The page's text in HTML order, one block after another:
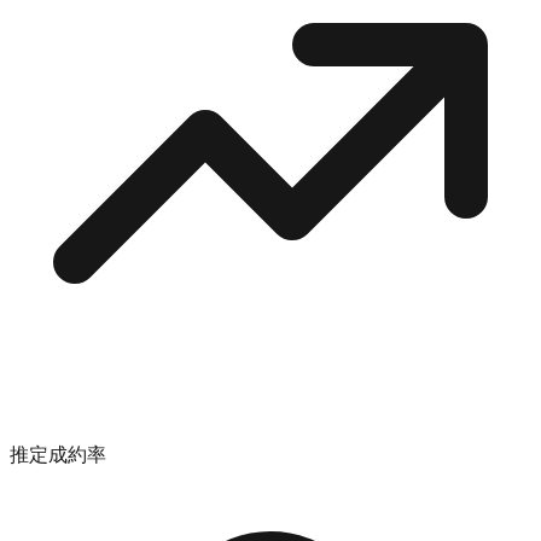
推定成約率